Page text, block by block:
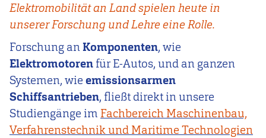
Elektromobilität an Land spielen heute in
unserer Forschung und Lehre eine Rolle.
Forschung anKomponenten, wie
Elektromotoren für E-Autos, und an ganzen
Systemen, wie emissionsarmen
Schiffsantrieben, fließt direkt in unsere
Studiengänge im Fachbereich Maschinenbau,
Verfahrenstechnik und Maritime Technologien